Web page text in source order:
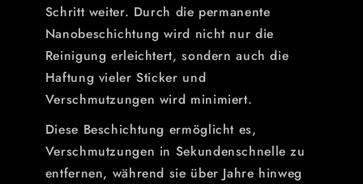
Schritt weiter. Durch die permanente
Nanobeschichtung wird nicht nur die
Reinigung erleichtert, sondern auch die
Haftung vieler Sticker und
Verschmutzungen wird minimiert.
Diese Beschichtung ermöglicht es,
Verschmutzungen in Sekundenschnelle zu
entfernen, während sie über Jahre hinweg